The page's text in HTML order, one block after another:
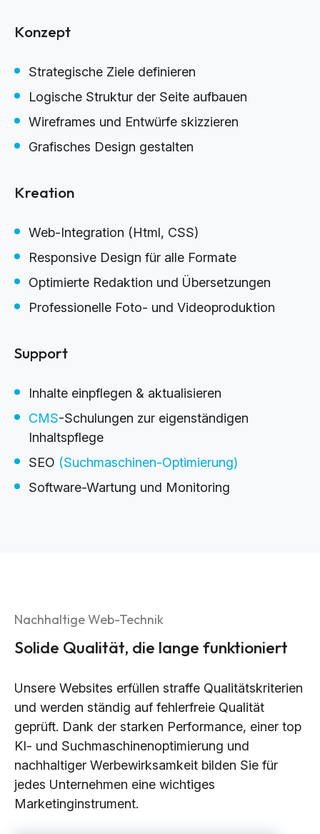
Konzept
Strategische Ziele definieren
Logische Struktur der Seite aufbauen
Wireframes und Entwürfe skizzieren
Grafisches Design gestalten
Kreation
Web-Integration (Html, CSS)
Responsive Design für alle Formate
Optimierte Redaktion und Übersetzungen
Professionelle Foto- und Videoproduktion
Support
Inhalte einpflegen & aktualisieren
CMS-Schulungen zur eigenständigen
Inhaltspflege
SEO (Suchmaschinen-Optimierung)
Software-Wartung und Monitoring
Nachhaltige Web-Technik
Solide Qualität, die lange funktioniert
Unsere Websites erfüllen straffe Qualitätskriterien
und werden ständig auf fehlerfreie Qualität
geprüft. Dank der starken Performance, einer top
KI- und Suchmaschinenoptimierung und
nachhaltiger Werbewirksamkeit bilden Sie für
jedes Unternehmen eine wichtiges
Marketinginstrument.